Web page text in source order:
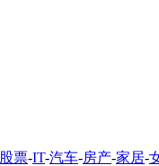
股票-IT-汽车-房产-家居-